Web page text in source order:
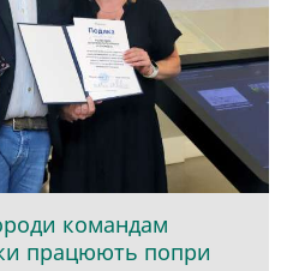
командам
працюють попри